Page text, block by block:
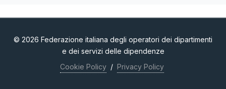
© 2026 Federazione italiana degli operatori dei dipartimenti
e dei servizi delle dipendenze
Cookie Policy / Privacy Policy